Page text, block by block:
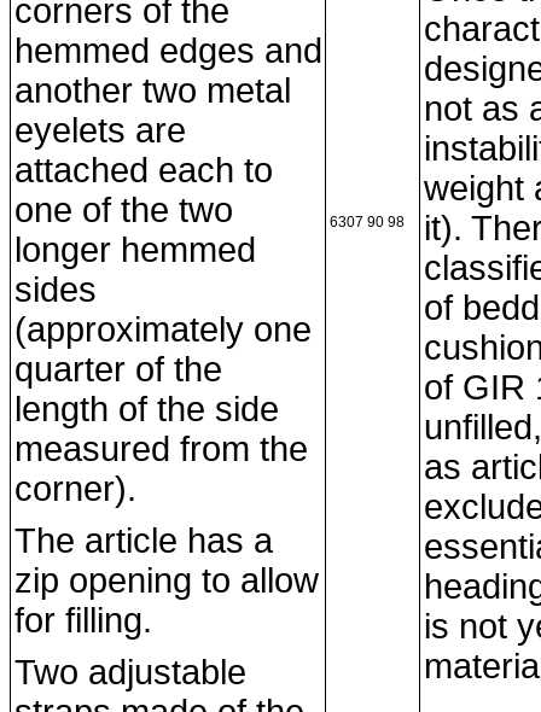
corners of the
hemmed edges and
another two metal
eyelets are
attached each to
one of the two
longer hemmed
sides
(approximately one
quarter of the
length of the side
measured from the
corner).
The article has a
zip opening to allow
for filling.
Two adjustable
6307 90 98
not as
weight
it).
of
of GIR
as
is not